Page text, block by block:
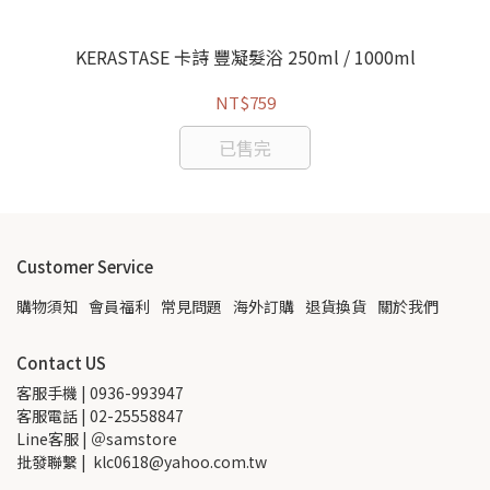
KERASTASE 卡詩 豐凝髮浴 250ml / 1000ml
NT$759
已售完
Customer Service
購物須知 會員福利 常見問題 海外訂購 退貨換貨 關於我們
Contact US
客服手機 | 0936-993947
客服電話 | 02-25558847
Line客服 | ＠samstore
批發聯繫 |  klc0618@yahoo.com.tw